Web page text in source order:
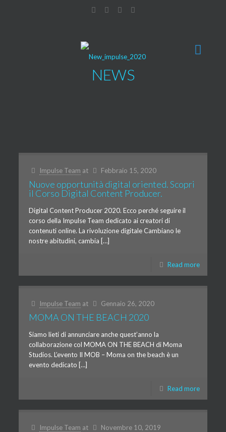
NEWS
Impulse Team at Febbraio 15, 2020
Nuove opportunità digital oriented. Scopri
il Corso Digital Content Producer.
Digital Content Producer 2020. Ecco perché seguire il
corso della Impulse Team dedicato ai creatori di
contenuti online. La rivoluzione digitale Cambiano le
nostre abitudini, cambia […]
Read more
Impulse Team at Gennaio 26, 2020
MOMA ON THE BEACH 2020
Siamo lieti di annunciare anche quest’anno la
collaborazione col MOMA ON THE BEACH di Moma
Studios. L’evento Il MOB – Moma on the beach è un
evento dedicato […]
Read more
Impulse Team at Novembre 10, 2019